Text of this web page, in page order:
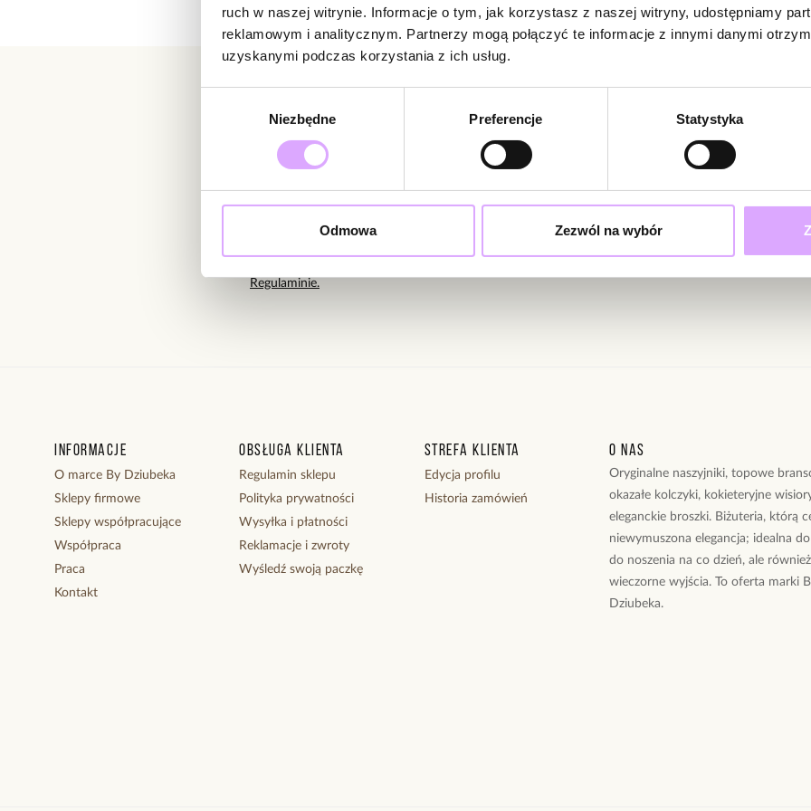
ruch w naszej witrynie. Informacje o tym, jak korzystasz z naszej witryny, udostępniamy
reklamowym i analitycznym. Partnerzy mogą połączyć te informacje z innymi danymi
uzyskanymi podczas korzystania z ich usług.
Niezbędne Preferencje Statystyka
Odmowa Zezwól na wybór
Rodzaj
Brak opinii
Bądź
W
Newsletter
Bądź na bieżąco z nowościami i promocjami!
Regulaminie.
Informacje
O marce By Dziubeka
Sklepy firmowe
Sklepy współpracujące
Współpraca
Praca
Kontakt
Obsługa klienta
Regulamin sklepu
Polityka prywatności
Wysyłka i płatności
Reklamacje i zwroty
Wyśledź swoją paczkę
Strefa klienta
Edycja profilu
Historia zamówień
O nas
Oryginalne naszyjniki, topowe
okazałe kolczyki, kokieteryjne
eleganckie broszki. Biżuteria, którą
niewymuszona elegancja; idealna
do noszenia na co dzień, ale
wieczorne wyjścia. To oferta marki
Dziubeka.